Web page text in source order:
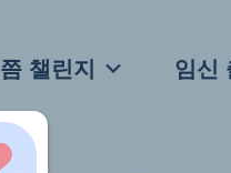
쯤 챌린지 임신